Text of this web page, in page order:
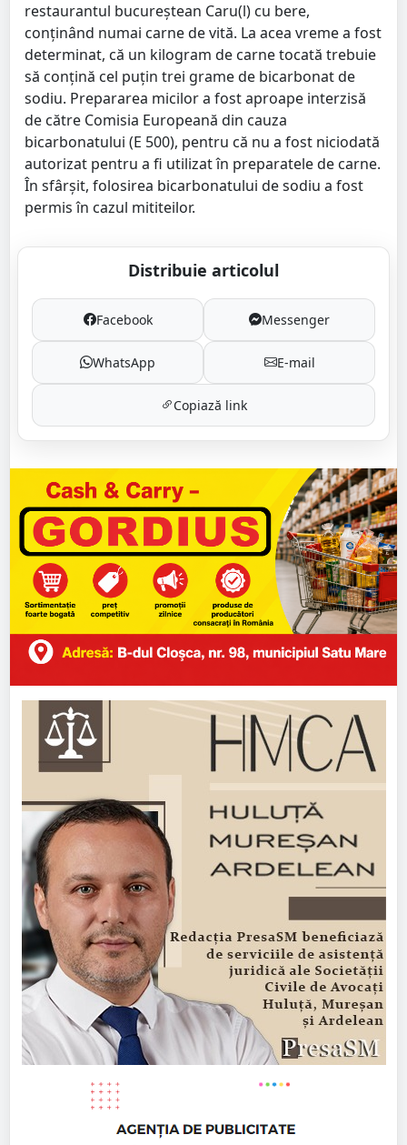
restaurantul bucureștean Caru(l) cu bere,
conținând numai carne de vită. La acea vreme a fost
determinat, că un kilogram de carne tocată trebuie
să conțină cel puțin trei grame de bicarbonat de
sodiu. Prepararea micilor a fost aproape interzisă
de către Comisia Europeană din cauza
bicarbonatului (E 500), pentru că nu a fost niciodată
autorizat pentru a fi utilizat în preparatele de carne.
În sfârșit, folosirea bicarbonatului de sodiu a fost
permis în cazul mititeilor.
Distribuie articolul
Facebook Messenger
WhatsApp E-mail
Copiază link